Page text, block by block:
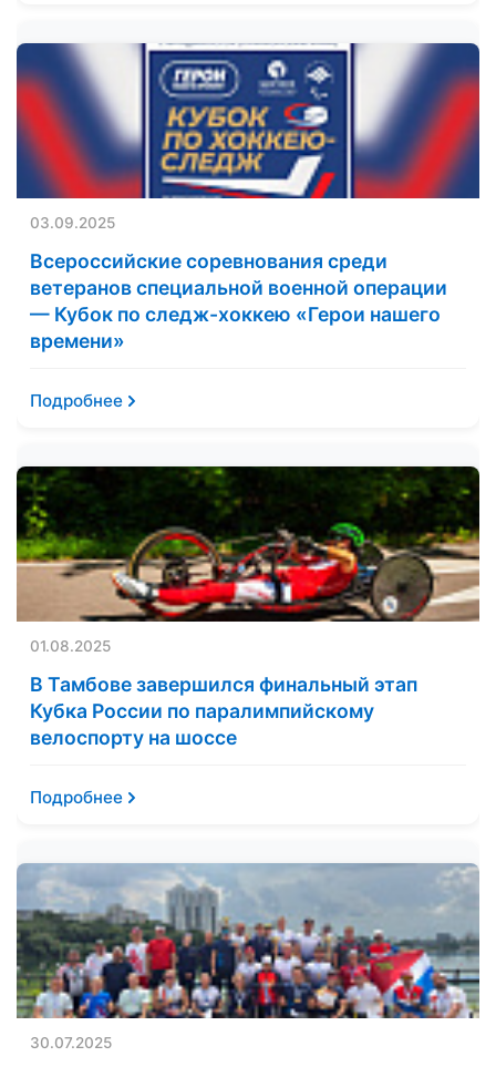
03.09.2025
Всероссийские соревнования среди
ветеранов специальной военной операции
— Кубок по следж-хоккею «Герои нашего
времени»
Подробнее
01.08.2025
В Тамбове завершился финальный этап
Кубка России по паралимпийскому
велоспорту на шоссе
Подробнее
30.07.2025